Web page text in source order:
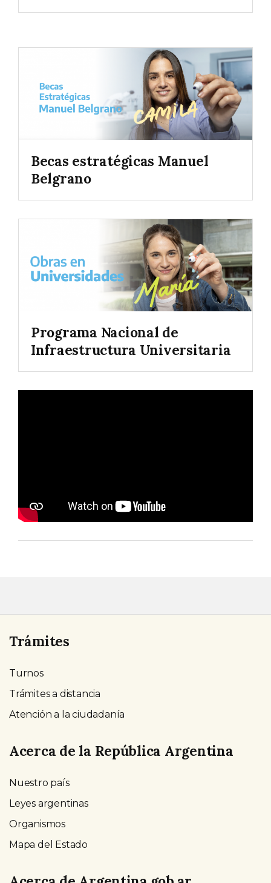
Becas estratégicas Manuel
Belgrano
Programa Nacional de
Infraestructura Universitaria
Trámites
Turnos
Trámites a distancia
Atención a la ciudadanía
Acerca de la República Argentina
Nuestro país
Leyes argentinas
Organismos
Mapa del Estado